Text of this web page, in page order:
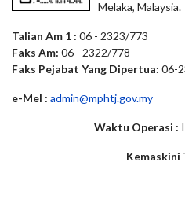
Melaka, Malaysia.
Talian Am 1 : 06 - 2323/773
Faks Am: 06 - 2322/778
Faks Pejabat Yang Dipertua: 06-
e-Mel : admin@mphtj.gov.my
Waktu Operasi :
Kemaskini